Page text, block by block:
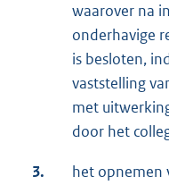
waarover na
onderhavige
is besloten,
vaststelling
met
door het
3.
het opnemen